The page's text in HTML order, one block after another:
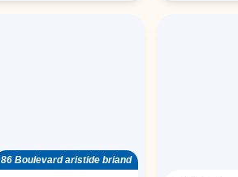
86 Boulevard aristide briand